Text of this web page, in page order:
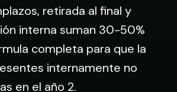
retirada al final y
interna suman 30-50%
completa para que la
internamente no
en el año 2.